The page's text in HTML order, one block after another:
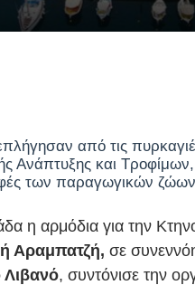
από τις
Ανάπτυξης και
των παραγωγικών
η αρμόδια για την
Αραμπατζή, σε
Λιβανό, συντόνισε την